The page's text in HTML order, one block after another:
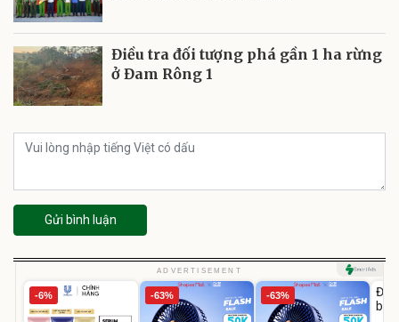
Điều tra đối tượng phá gần 1 ha rừng
ở Đam Rông 1
Gửi bình luận
ADVERTISEMENT
-6% -63% -63%
Đai
bé